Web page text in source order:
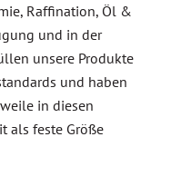
Raffination, Öl &
und in der
unsere Produkte
und haben
in diesen
als feste Größe